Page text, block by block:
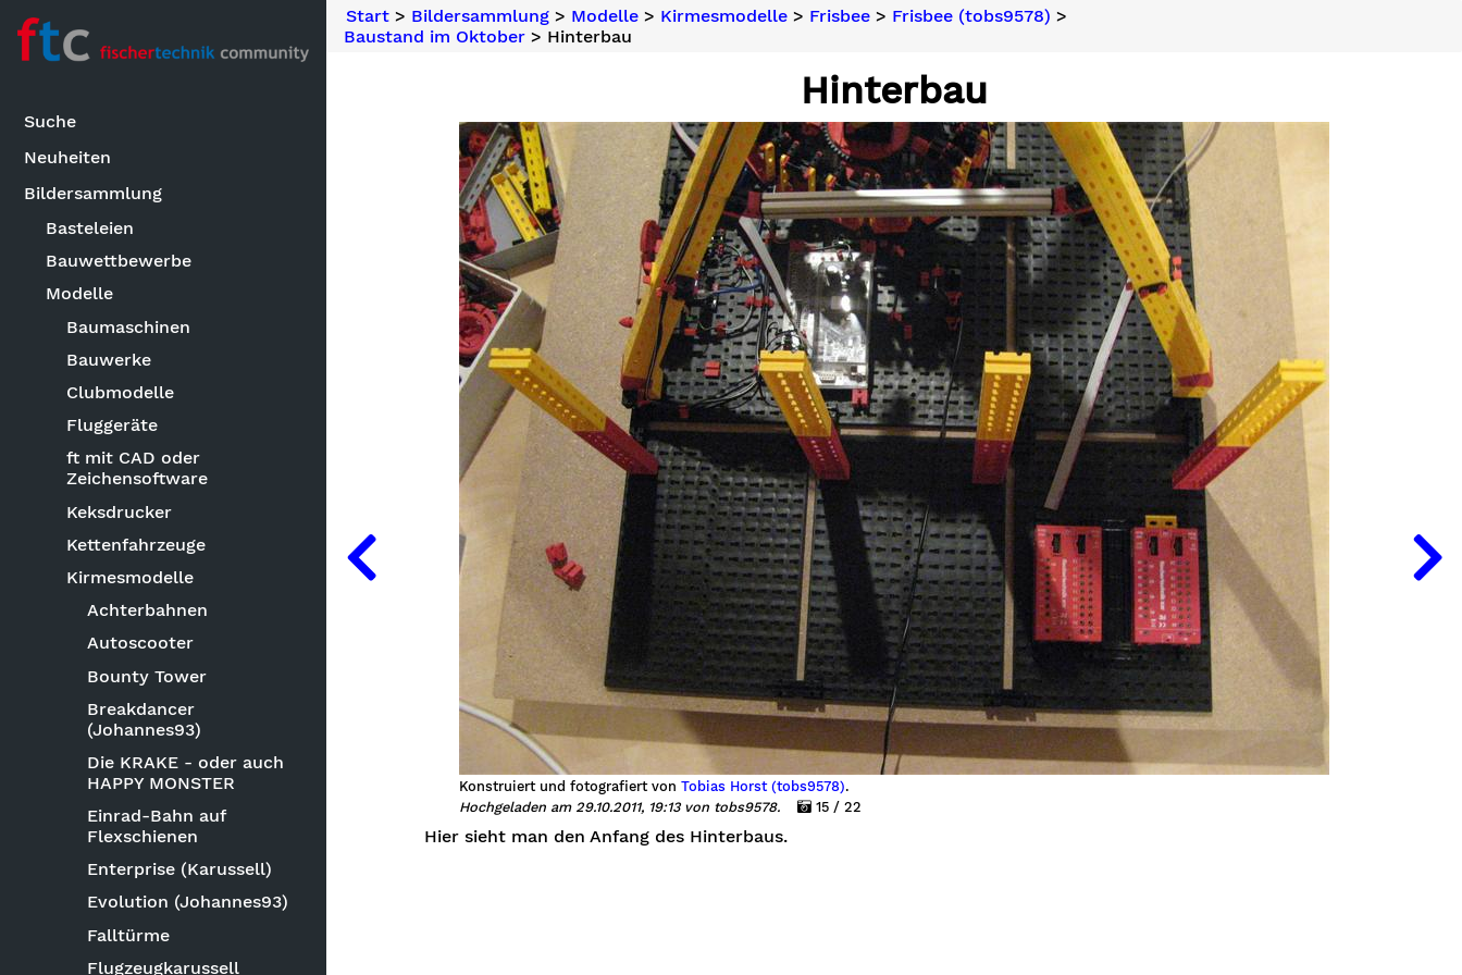
Suche
Neuheiten
Bildersammlung
Basteleien
Bauwettbewerbe
Modelle
Baumaschinen
Bauwerke
Clubmodelle
Fluggeräte
ft mit CAD oder
Zeichensoftware
Keksdrucker
Kettenfahrzeuge
Kirmesmodelle
Achterbahnen
Autoscooter
Bounty Tower
Breakdancer
(Johannes93)
Die KRAKE - oder auch
HAPPY MONSTER
Einrad-Bahn auf
Flexschienen
Enterprise (Karussell)
Evolution (Johannes93)
Falltürme
Flugzeugkarussell
Start> Bildersammlung> Modelle> Kirmesmodelle> Frisbee> Frisbee (tobs9578) >
Baustand im Oktober > Hinterbau
Hinterbau
Konstruiert und fotografiert von Tobias Horst (tobs9578).
Hochgeladen am 29.10.2011, 19:13 von tobs9578.
15 / 22
Hier sieht man den Anfang des Hinterbaus.